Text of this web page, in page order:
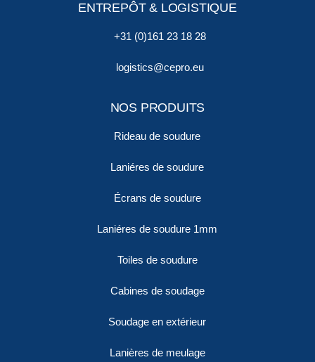
ENTREPÔT & LOGISTIQUE
+31 (0)161 23 18 28
logistics@cepro.eu
NOS PRODUITS
Rideau de soudure
Laniéres de soudure
Écrans de soudure
Laniéres de soudure 1mm
Toiles de soudure
Cabines de soudage
Soudage en extérieur
Lanières de meulage